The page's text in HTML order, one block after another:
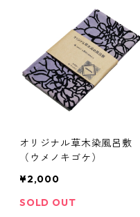
オリジナル草木染風呂敷
（ウメノキゴケ）
¥2,000
SOLD OUT